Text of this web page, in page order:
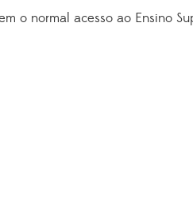
o normal acesso ao Ensino